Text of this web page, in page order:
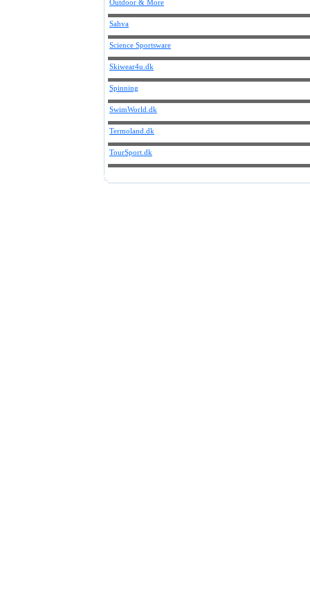
Outdoor & More
Sahva
Science Sportsware
Skiwear4u.dk
Spinning
SwimWorld.dk
Termoland.dk
TourSport.dk